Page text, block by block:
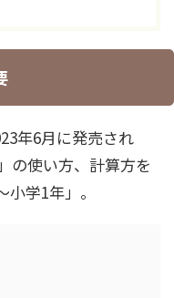
年6月に発売され
の使い方、計算方を
学1年」。